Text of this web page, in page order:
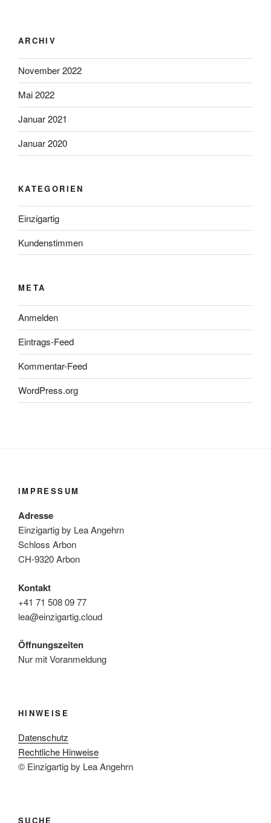
ARCHIV
November 2022
Mai 2022
Januar 2021
Januar 2020
KATEGORIEN
Einzigartig
Kundenstimmen
META
Anmelden
Eintrags-Feed
Kommentar-Feed
WordPress.org
IMPRESSUM
Adresse
Einzigartig by Lea Angehrn
Schloss Arbon
CH-9320 Arbon
Kontakt
+41 71 508 09 77
lea@einzigartig.cloud
Öffnungszeiten
Nur mit Voranmeldung
HINWEISE
Datenschutz
Rechtliche Hinweise
© Einzigartig by Lea Angehrn
SUCHE